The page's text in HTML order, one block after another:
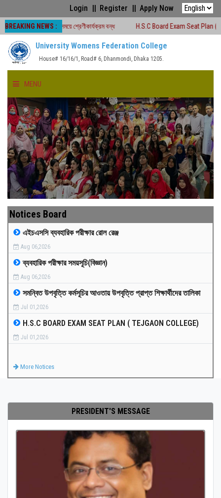
Login Register Apply Now
BREAKING NEWS :
চলাকালীন সময়ে শ্রেণীকার্যক্রম বন্ধ H.S.C Board Exam Seat Plan ( TEJGAON
University Womens Federation College
House# 16/16/1, Road# 6, Dhanmondi, Dhaka 1205.
MENU
HOME
ABOUT US
FACULTIES
ACADEMICS
GALLERY
MEDIA
PAYMENT
CO-CURRICULUM
RESULTS
Notices Board
এইচএসসি ব্যবহারিক পরীক্ষার রোল রেঞ্জ
Aug 06,2026
ব্যবহারিক পরীক্ষার সময়সূচি(বিজ্ঞান)
Aug 06,2026
সমন্বিত উপবৃত্তি কর্মসূচির আওতায় উপবৃত্তি প্রাপ্ত শিক্ষার্থীদের তালিকা
Jul 01,2026
H.S.C BOARD EXAM SEAT PLAN ( TEJGAON COLLEGE)
Jul 01,2026
More Notices
PRESIDENT'S MESSAGE